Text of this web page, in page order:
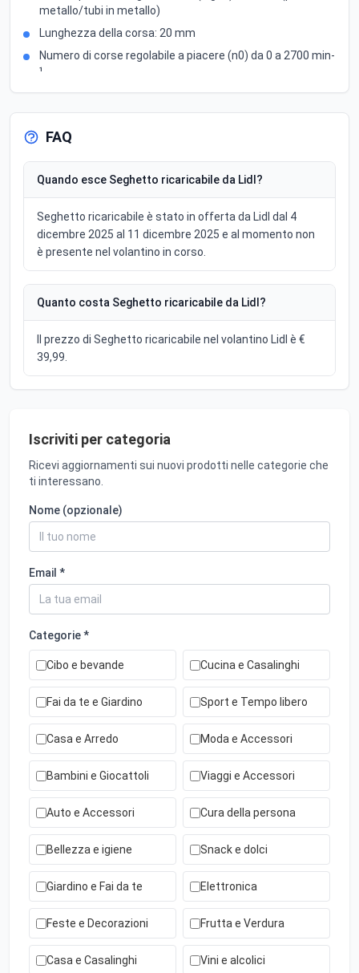
metallo/tubi in metallo)
Lunghezza della corsa: 20 mm
Numero di corse regolabile a piacere (n0) da 0 a 2700 min-
¹
FAQ
Quando esce Seghetto ricaricabile da Lidl?
Seghetto ricaricabile è stato in offerta da Lidl dal 4
dicembre 2025 al 11 dicembre 2025 e al momento non
è presente nel volantino in corso.
Quanto costa Seghetto ricaricabile da Lidl?
Il prezzo di Seghetto ricaricabile nel volantino Lidl è €
39,99.
Iscriviti per categoria
Ricevi aggiornamenti sui nuovi prodotti nelle categorie che
ti interessano.
Nome (opzionale)
Email *
Categorie *
Cibo e bevande Cucina e Casalinghi
Fai da te e Giardino Sport e Tempo libero
Casa e Arredo Moda e Accessori
Bambini e Giocattoli Viaggi e Accessori
Auto e Accessori Cura della persona
Bellezza e igiene Snack e dolci
Giardino e Fai da te Elettronica
Feste e Decorazioni Frutta e Verdura
Casa e Casalinghi Vini e alcolici